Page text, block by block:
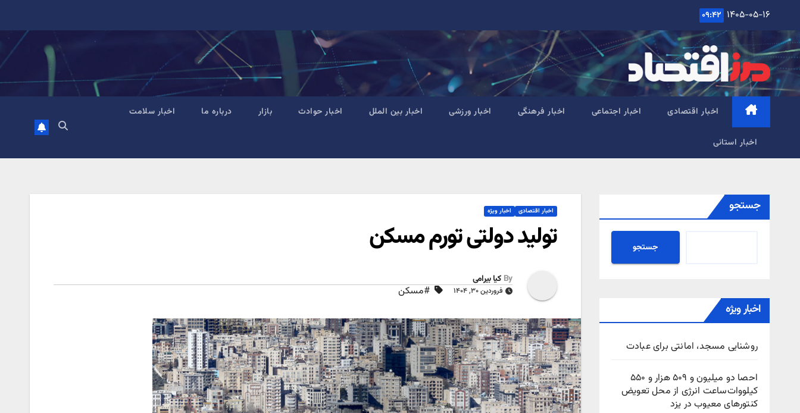
content
۱۴۰۵-۰۵-۱۶ ۰۹:۴۲
اخبار اقتصادی اخبار اجتماعی اخبار فرهنگی اخبار ورزشی اخبار بین الملل اخبار حوادث بازار درباره ما اخبار سلامت
اخبار استانی
جستجو
جستجو
اخبار ویژه
روشنایی مسجد، امانتی برای عبادت
احصا دو میلیون و ۵۰۹ هزار و ۵۵۰
کیلووات‌ساعت انرژی از محل تعویض
کنتورهای معیوب در یزد
اخبار اقتصادی اخبار ویژه
تولید دولتی تورم مسکن
By کیا بیرامی
فروردین ۳۰, ۱۴۰۴ #مسکن